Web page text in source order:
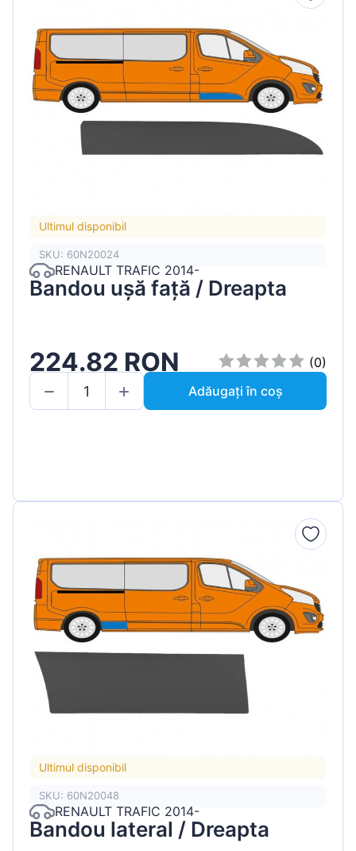
Ultimul disponibil
SKU: 60N20024
RENAULT TRAFIC 2014-
Bandou ușă față / Dreapta
224.82 RON
(0)
Adăugați în coș
Ultimul disponibil
SKU: 60N20048
RENAULT TRAFIC 2014-
Bandou lateral / Dreapta